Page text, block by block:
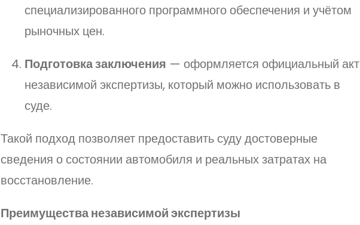
специализированного программного обеспечения и учётом
рыночных цен.
Подготовка заключения — оформляется официальный акт
независимой экспертизы, который можно использовать в
суде.
Такой подход позволяет предоставить суду достоверные
сведения о состоянии автомобиля и реальных затратах на
восстановление.
Преимущества независимой экспертизы